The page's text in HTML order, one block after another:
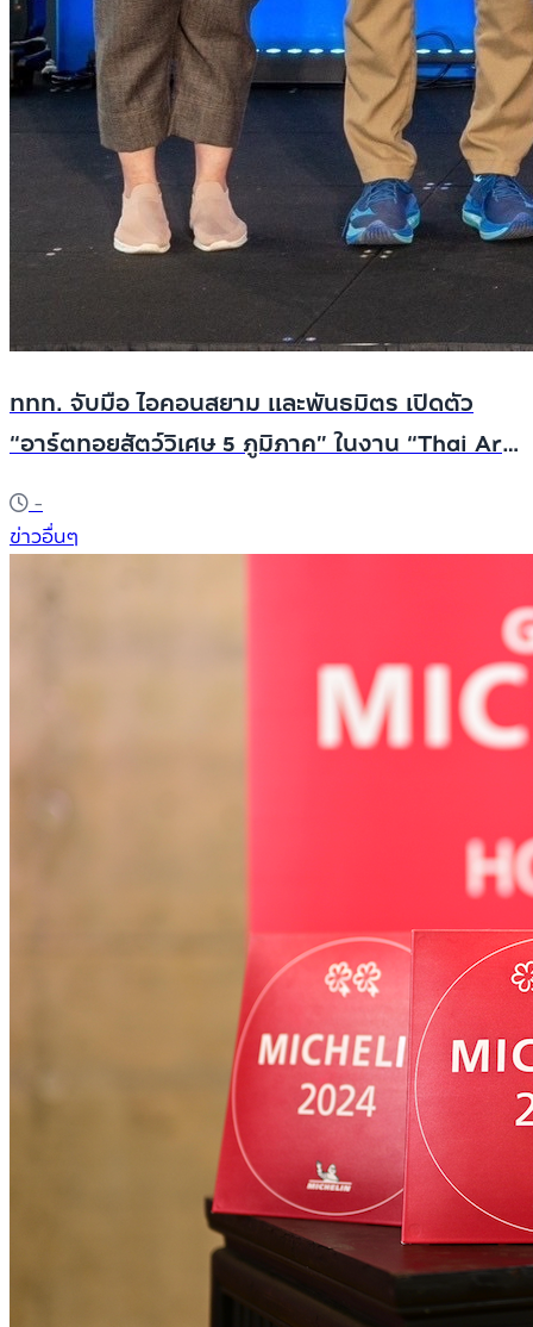
ททท. จับมือ ไอคอนสยาม และพันธมิตร เปิดตัว
“อาร์ตทอยสัตว์วิเศษ 5 ภูมิภาค” ในงาน “Thai Art
Toy Fest : สยามเด็กเล่น” พร้อมขนทัพศิลปินไทย
กว่า 85 ศิลปิน/สตูดิโอ โชว์ผลงานอาร์ตทอยไทยเล่า
เรื่องเมืองไทย
-
ข่าวอื่นๆ